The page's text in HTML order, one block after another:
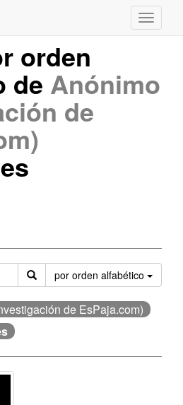
orden
de Anónimo
de
por orden alfabético
de EsPaja.com)